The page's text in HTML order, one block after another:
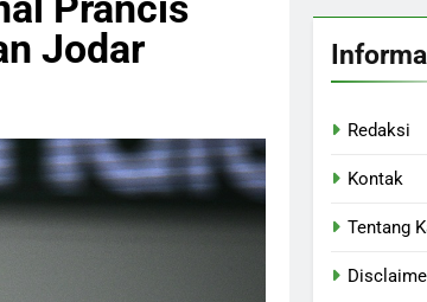
Jodar
Redaksi
Kontak
Tentang